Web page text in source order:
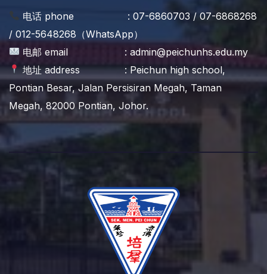
电话 phone : 07-6860703 / 07-6868268
/ 012-5648268（WhatsApp）
电邮 email : admin@peichunhs.edu.my
地址 address : Peichun high school,
Pontian Besar, Jalan Persisiran Megah, Taman
Megah, 82000 Pontian, Johor.